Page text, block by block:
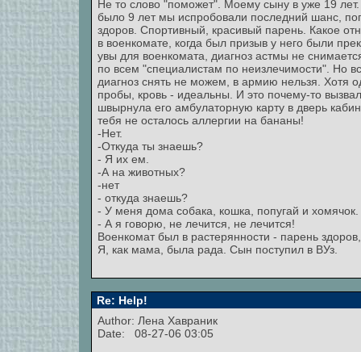
Не то слово "поможет". Моему сыну в уже 19
было 9 лет мы испробовали последний шанс,
здоров. Спортивный, красивый парень. Какое
в военкомате, когда был призыв у него были
увы для военкомата, диагноз астмы не
по всем "специалистам по неизлечимости". Но
диагноз снять не можем, в армию нельзя. Хотя
пробы, кровь - идеальны. И это почему-то
швырнула его амбулаторную карту в дверь
тебя не осталось аллергии на бананы!
-Нет.
-Откуда ты знаешь?
- Я их ем.
-А на животных?
-нет
- откуда знаешь?
- У меня дома собака, кошка, попугай и хомячок.
- А я говорю, не лечится, не лечится!
Военкомат был в растерянности - парень
Я, как мама, была рада. Сын поступил в ВУз.
Re: Help!
Author: Лена Хавраник
Date: 08-27-06 03:05